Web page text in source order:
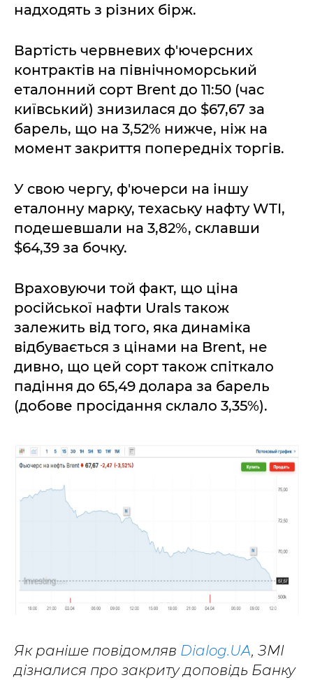
надходять з різних бірж.
Вартість червневих ф'ючерсних
контрактів на північноморський
еталонний сорт Brent до 11:50 (час
київський) знизилася до $67,67 за
барель, що на 3,52% нижче, ніж на
момент закриття попередніх торгів.
У свою чергу, ф'ючерси на іншу
еталонну марку, техаську нафту WTI,
подешевшали на 3,82%, склавши
$64,39 за бочку.
Враховуючи той факт, що ціна
російської нафти Urals також
залежить від того, яка динаміка
відбувається з цінами на Brent, не
дивно, що цей сорт також спіткало
падіння до 65,49 долара за барель
(добове просідання склало 3,35%).
Як раніше повідомляв Dialog.UA, ЗМІ
дізналися про закриту доповідь Банку